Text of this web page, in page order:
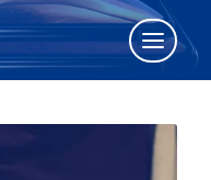
Klicka
för
att